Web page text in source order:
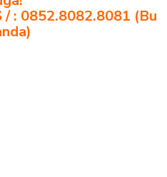
: 0852.8082.8081 (Bu